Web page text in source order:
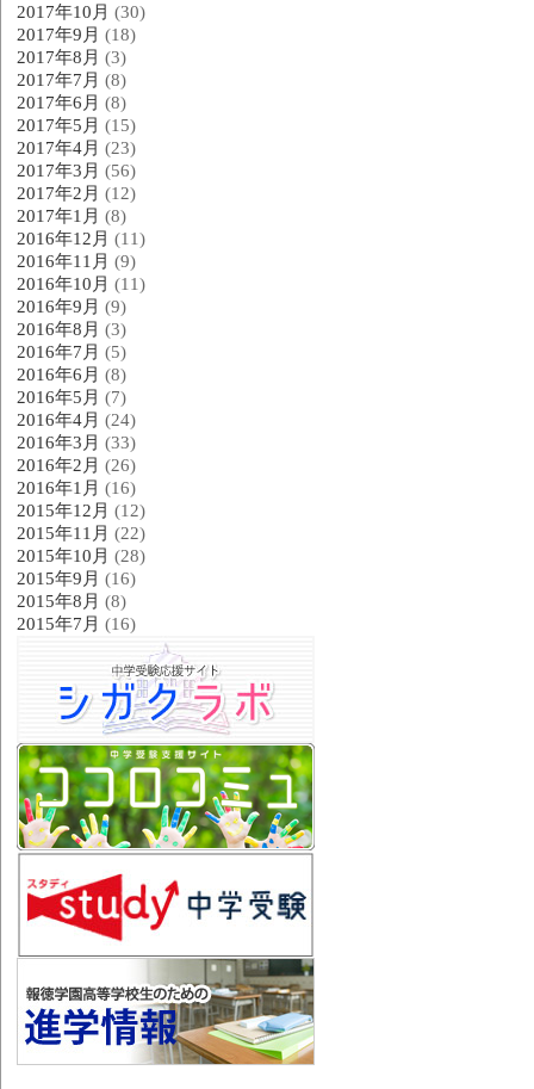
2017年10月 (30)
2017年9月 (18)
2017年8月 (3)
2017年7月 (8)
2017年6月 (8)
2017年5月 (15)
2017年4月 (23)
2017年3月 (56)
2017年2月 (12)
2017年1月 (8)
2016年12月 (11)
2016年11月 (9)
2016年10月 (11)
2016年9月 (9)
2016年8月 (3)
2016年7月 (5)
2016年6月 (8)
2016年5月 (7)
2016年4月 (24)
2016年3月 (33)
2016年2月 (26)
2016年1月 (16)
2015年12月 (12)
2015年11月 (22)
2015年10月 (28)
2015年9月 (16)
2015年8月 (8)
2015年7月 (16)